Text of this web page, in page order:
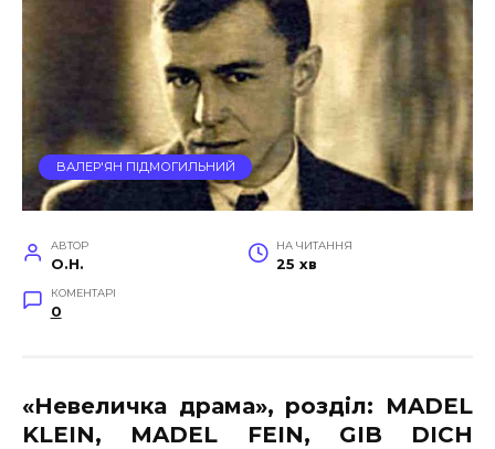
ВАЛЕР'ЯН ПІДМОГИЛЬНИЙ
АВТОР
O.H.
НА ЧИТАННЯ
25 хв
КОМЕНТАРІ
0
«Невеличка драма», розділ: MADEL
KLEIN, MADEL FEIN, GIB DICH